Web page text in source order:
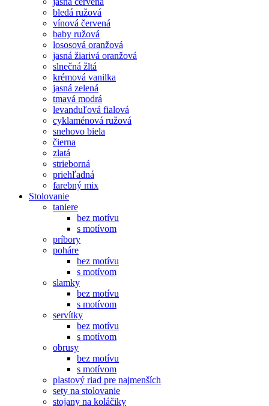
bledá ružová
vínová červená
baby ružová
lososová oranžová
jasná žiarivá oranžová
slnečná žltá
krémová vanilka
jasná zelená
tmavá modrá
levanduľová fialová
cyklaménová ružová
snehovo biela
čierna
zlatá
strieborná
priehľadná
farebný mix
Stolovanie
taniere
bez motívu
s motívom
príbory
poháre
bez motívu
s motívom
slamky
bez motívu
s motívom
servítky
bez motívu
s motívom
obrusy
bez motívu
s motívom
plastový riad pre najmenších
sety na stolovanie
stojany na koláčiky